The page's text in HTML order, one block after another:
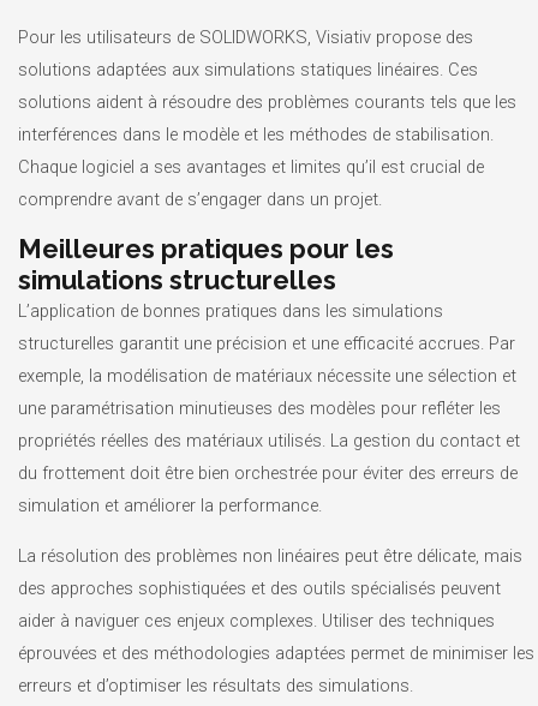
Pour les utilisateurs de SOLIDWORKS, Visiativ propose des
solutions adaptées aux simulations statiques linéaires. Ces
solutions aident à résoudre des problèmes courants tels que les
interférences dans le modèle et les méthodes de stabilisation.
Chaque logiciel a ses avantages et limites qu’il est crucial de
comprendre avant de s’engager dans un projet.
Meilleures pratiques pour les
simulations structurelles
L’application de bonnes pratiques dans les simulations
structurelles garantit une précision et une efficacité accrues. Par
exemple, la modélisation de matériaux nécessite une sélection et
une paramétrisation minutieuses des modèles pour refléter les
propriétés réelles des matériaux utilisés. La gestion du contact et
du frottement doit être bien orchestrée pour éviter des erreurs de
simulation et améliorer la performance.
La résolution des problèmes non linéaires peut être délicate, mais
des approches sophistiquées et des outils spécialisés peuvent
aider à naviguer ces enjeux complexes. Utiliser des techniques
éprouvées et des méthodologies adaptées permet de minimiser les
erreurs et d’optimiser les résultats des simulations.